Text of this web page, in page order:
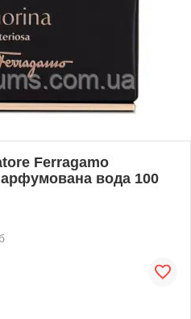
Ferragamo
вода 100